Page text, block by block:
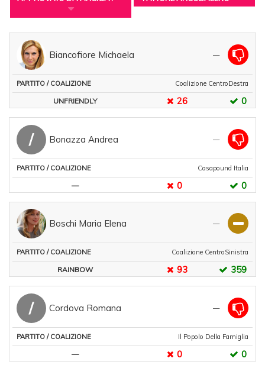
COGNOME
E NOME
PIATTAFORMA
PARTITO
FATTORE
ARCOBALENO
Biancofiore Michaela —
Coalizione CentroDestra
UNFRIENDLY 26 0
/ Bonazza Andrea —
Casapound Italia
— 0 0
Boschi Maria Elena —
Coalizione CentroSinistra
RAINBOW 93 359
/ Cordova Romana —
Il Popolo Della Famiglia
— 0 0